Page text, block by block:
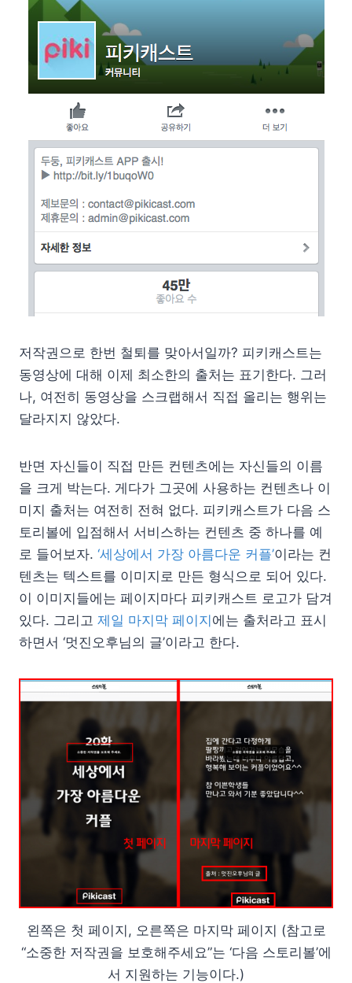
저작권으로 한번 철퇴를 맞아서일까? 피키캐스트는
동영상에 대해 이제 최소한의 출처는 표기한다. 그러
나, 여전히 동영상을 스크랩해서 직접 올리는 행위는
달라지지 않았다.
반면 자신들이 직접 만든 컨텐츠에는 자신들의 이름
을 크게 박는다. 게다가 그곳에 사용하는 컨텐츠나 이
미지 출처는 여전히 전혀 없다. 피키캐스트가 다음 스
토리볼에 입점해서 서비스하는 컨텐츠 중 하나를 예
로 들어보자. ‘세상에서 가장 아름다운 커플’이라는 컨
텐츠는 텍스트를 이미지로 만든 형식으로 되어 있다.
이 이미지들에는 페이지마다 피키캐스트 로고가 담겨
있다. 그리고 제일 마지막 페이지 에는 출처라고 표시
하면서 ‘멋진오후님의 글’이라고 한다.
왼쪽은 첫 페이지, 오른쪽은 마지막 페이지 (참고로
“소중한 저작권을 보호해주세요”는 ‘다음 스토리볼’에
서 지원하는 기능이다.)